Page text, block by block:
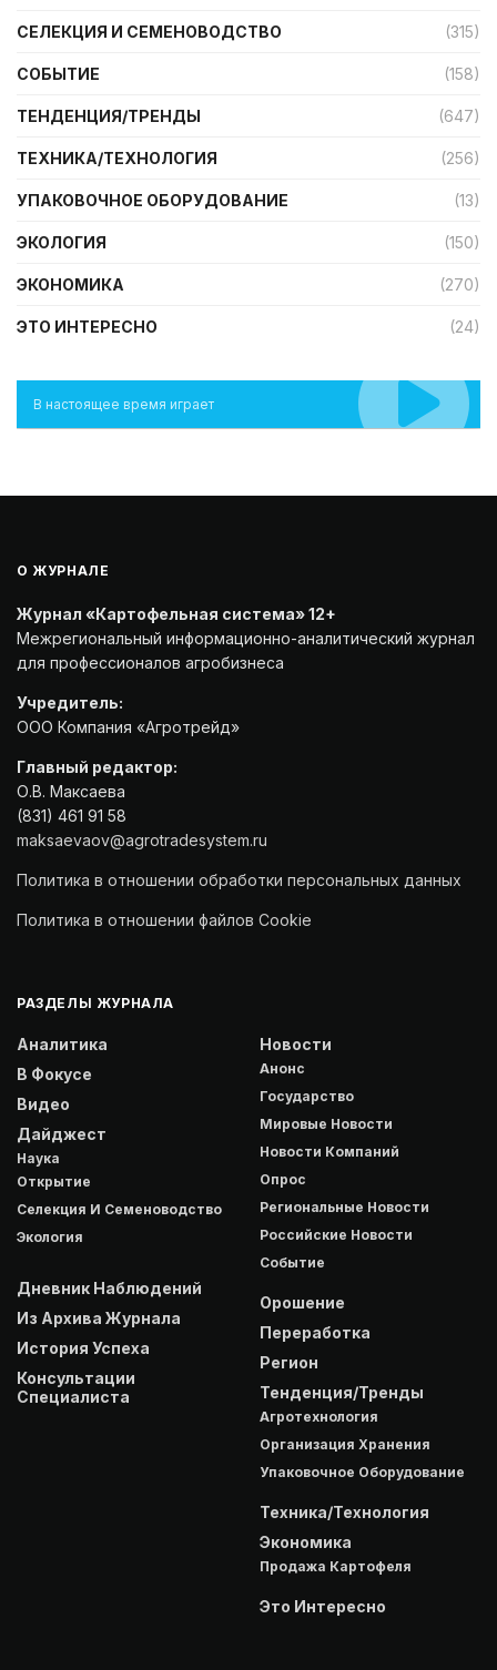
СЕЛЕКЦИЯ И СЕМЕНОВОДСТВО (315)
СОБЫТИЕ (158)
ТЕНДЕНЦИЯ/ТРЕНДЫ (647)
ТЕХНИКА/ТЕХНОЛОГИЯ (256)
УПАКОВОЧНОЕ ОБОРУДОВАНИЕ (13)
ЭКОЛОГИЯ (150)
ЭКОНОМИКА (270)
ЭТО ИНТЕРЕСНО (24)
В настоящее время играет
О ЖУРНАЛЕ
Журнал «Картофельная система» 12+
Межрегиональный информационно-аналитический журнал
для профессионалов агробизнеса
Учредитель:
ООО Компания «Агротрейд»
Главный редактор:
О.В. Максаева
(831) 461 91 58
maksaevaov@agrotradesystem.ru
Политика в отношении обработки персональных данных
Политика в отношении файлов Cookie
РАЗДЕЛЫ ЖУРНАЛА
Аналитика
В Фокусе
Видео
Дайджест
Наука
Открытие
Селекция И Семеноводство
Экология
Дневник Наблюдений
Из Архива Журнала
История Успеха
Консультации
Специалиста
Новости
Анонс
Государство
Мировые Новости
Новости Компаний
Опрос
Региональные Новости
Российские Новости
Событие
Орошение
Переработка
Регион
Тенденция/Тренды
Агротехнология
Организация Хранения
Упаковочное Оборудование
Техника/Технология
Экономика
Продажа Картофеля
Это Интересно